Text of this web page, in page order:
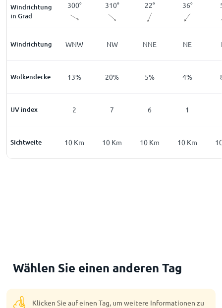
Windrichtung
in Grad
220° 300° 310° 22° 36°
Windrichtung
SW WNW NW NNE NE
Wolkendecke
5% 13% 20% 5% 4%
UV index
0 2 7 6 1
Sichtweite
10Km 10 Km 10 Km 10 Km 10 Km
Wählen Sie einen anderen Tag
Klicken Sie auf einen Tag, um weitere Informationen zu